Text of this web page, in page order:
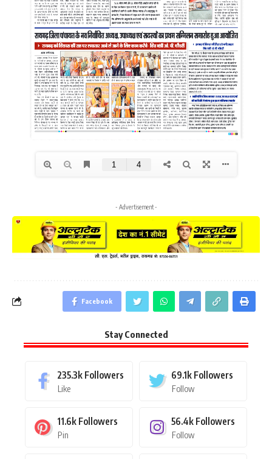
- Advertisement -
Facebook
Stay Connected
235.3k Followers
Like
69.1k Followers
Follow
11.6k Followers
Pin
56.4k Followers
Follow